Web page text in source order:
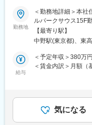
・一般建築から超高
ートに使用する鉄筋
です。
・個人住宅をはじめ
高強度・高精度・耐
して高い基準に応え
な高速道路のトンネ
す。
も毎月複数入社
■業務内容：
東証プライム上場
築事業」を展開する
＊不動産仲介を手
▽具体的な業務内容
中野オフィスでの
勤務地
＜勤務地詳細＞本社
ルパークサウス15F
屋内全面禁煙
【最寄り駅】
中野駅(東京都)、東
給与
＜予定年収＞380万
＜賃金内訳＞月額
＞※給与詳細は前職
格：年4回※会社の
保有資格による賃金
気になる